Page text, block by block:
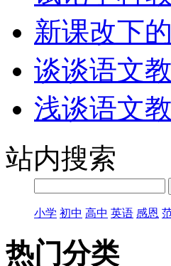
新课改下
谈谈语文
浅谈语文
站内搜索
小学 初中 高中 英语 感恩
热门分类